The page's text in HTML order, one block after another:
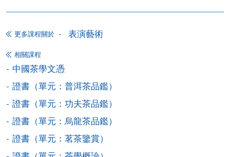
信支付」(Online WeChat Pay) 、「支付寶」(Online
報讀新課程
填寫網上報名表格
申請人可按該課程網頁的右上角的
後按照指示填妥網上報名表格。
更多課程關於 表演藝術
相關課程
中國茶學文憑
證書（單元：普洱茶品鑑）
證書（單元：功夫茶品鑑）
證書（單元：烏龍茶品鑑）
證書（單元：茗茶鑒賞）